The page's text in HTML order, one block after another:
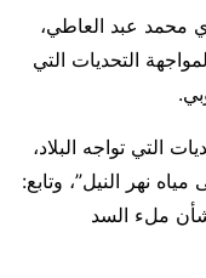
محمد عبد العاطي،
التحديات التي
التي تواجه البلاد،
في المائة على مياه نهر النيل”، وتابع:
ملء السد